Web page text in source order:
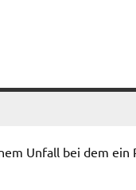
Unfall bei dem ein